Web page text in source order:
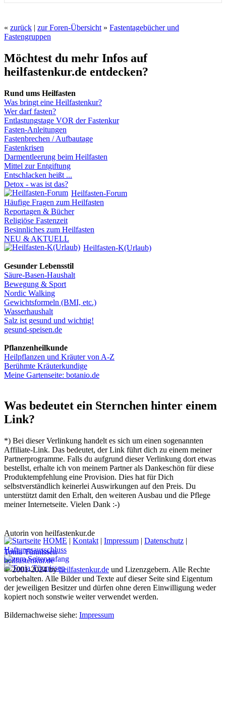
« zurück | zur Foren-Übersicht » Fastentagebücher und
Fastengruppen
Möchtest du mehr Infos auf
heilfastenkur.de entdecken?
Rund ums Heilfasten
Was bringt eine Heilfastenkur?
Wer darf fasten?
Entlastungstage VOR der Fastenkur
Fasten-Anleitungen
Fastenbrechen / Aufbautage
Fastenkrisen
Darmentleerung beim Heilfasten
Mittel zur Entgiftung
Entschlacken heißt ...
Detox - was ist das?
Heilfasten-Forum
Häufige Fragen zum Heilfasten
Reportagen & Bücher
Religiöse Fastenzeit
Besinnliches zum Heilfasten
NEU & AKTUELL
Heilfasten-K(Urlaub)
Gesunder Lebensstil
Säure-Basen-Haushalt
Bewegung & Sport
Nordic Walking
Gewichtsformeln (BMI, etc.)
Wasserhaushalt
Salz ist gesund und wichtig!
gesund-speisen.de
Pflanzenheilkunde
Heilpflanzen und Kräuter von A-Z
Berühmte Kräuterkundige
Meine Gartenseite: botanio.de
Was bedeutet ein Sternchen hinter einem
Link?
*) Bei dieser Verlinkung handelt es sich um einen sogenannten
Affiliate-Link. Das bedeutet, der Link führt dich zu einem meiner
Partnerprogramme. Falls du aufgrund dieser Verlinkung dort etwas
bestellst, erhalte ich von meinem Partner als Dankeschön für diese
Produktempfehlung eine Provision. Dies hat für Dich
selbstverständlich keinerlei Auswirkungen auf den Preis. Du
unterstützt damit den Erhalt, den weiteren Ausbau und die Pflege
meiner Internetseite. Vielen Dank :-)
HOME | Kontakt | Impressum | Datenschutz |
Haftungsausschluss
Tonia Tünnissen
Autorin von heilfastenkur.de
heilfastenkur.de
© 2001-2024 byheilfastenkur.de und Lizenzgebern. Alle Rechte
vorbehalten. Alle Bilder und Texte auf dieser Seite sind Eigentum
der jeweiligen Besitzer und dürfen ohne deren Einwilligung weder
kopiert noch sonstwie weiter verwendet werden.
Bildernachweise siehe: Impressum